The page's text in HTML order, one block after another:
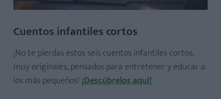
Cuentos infantiles cortos
¡No te pierdas estos seis cuentos infantiles cortos,
muy originales, pensados para entretener y educar a
los más pequeños! ¡Descúbrelos aquí!